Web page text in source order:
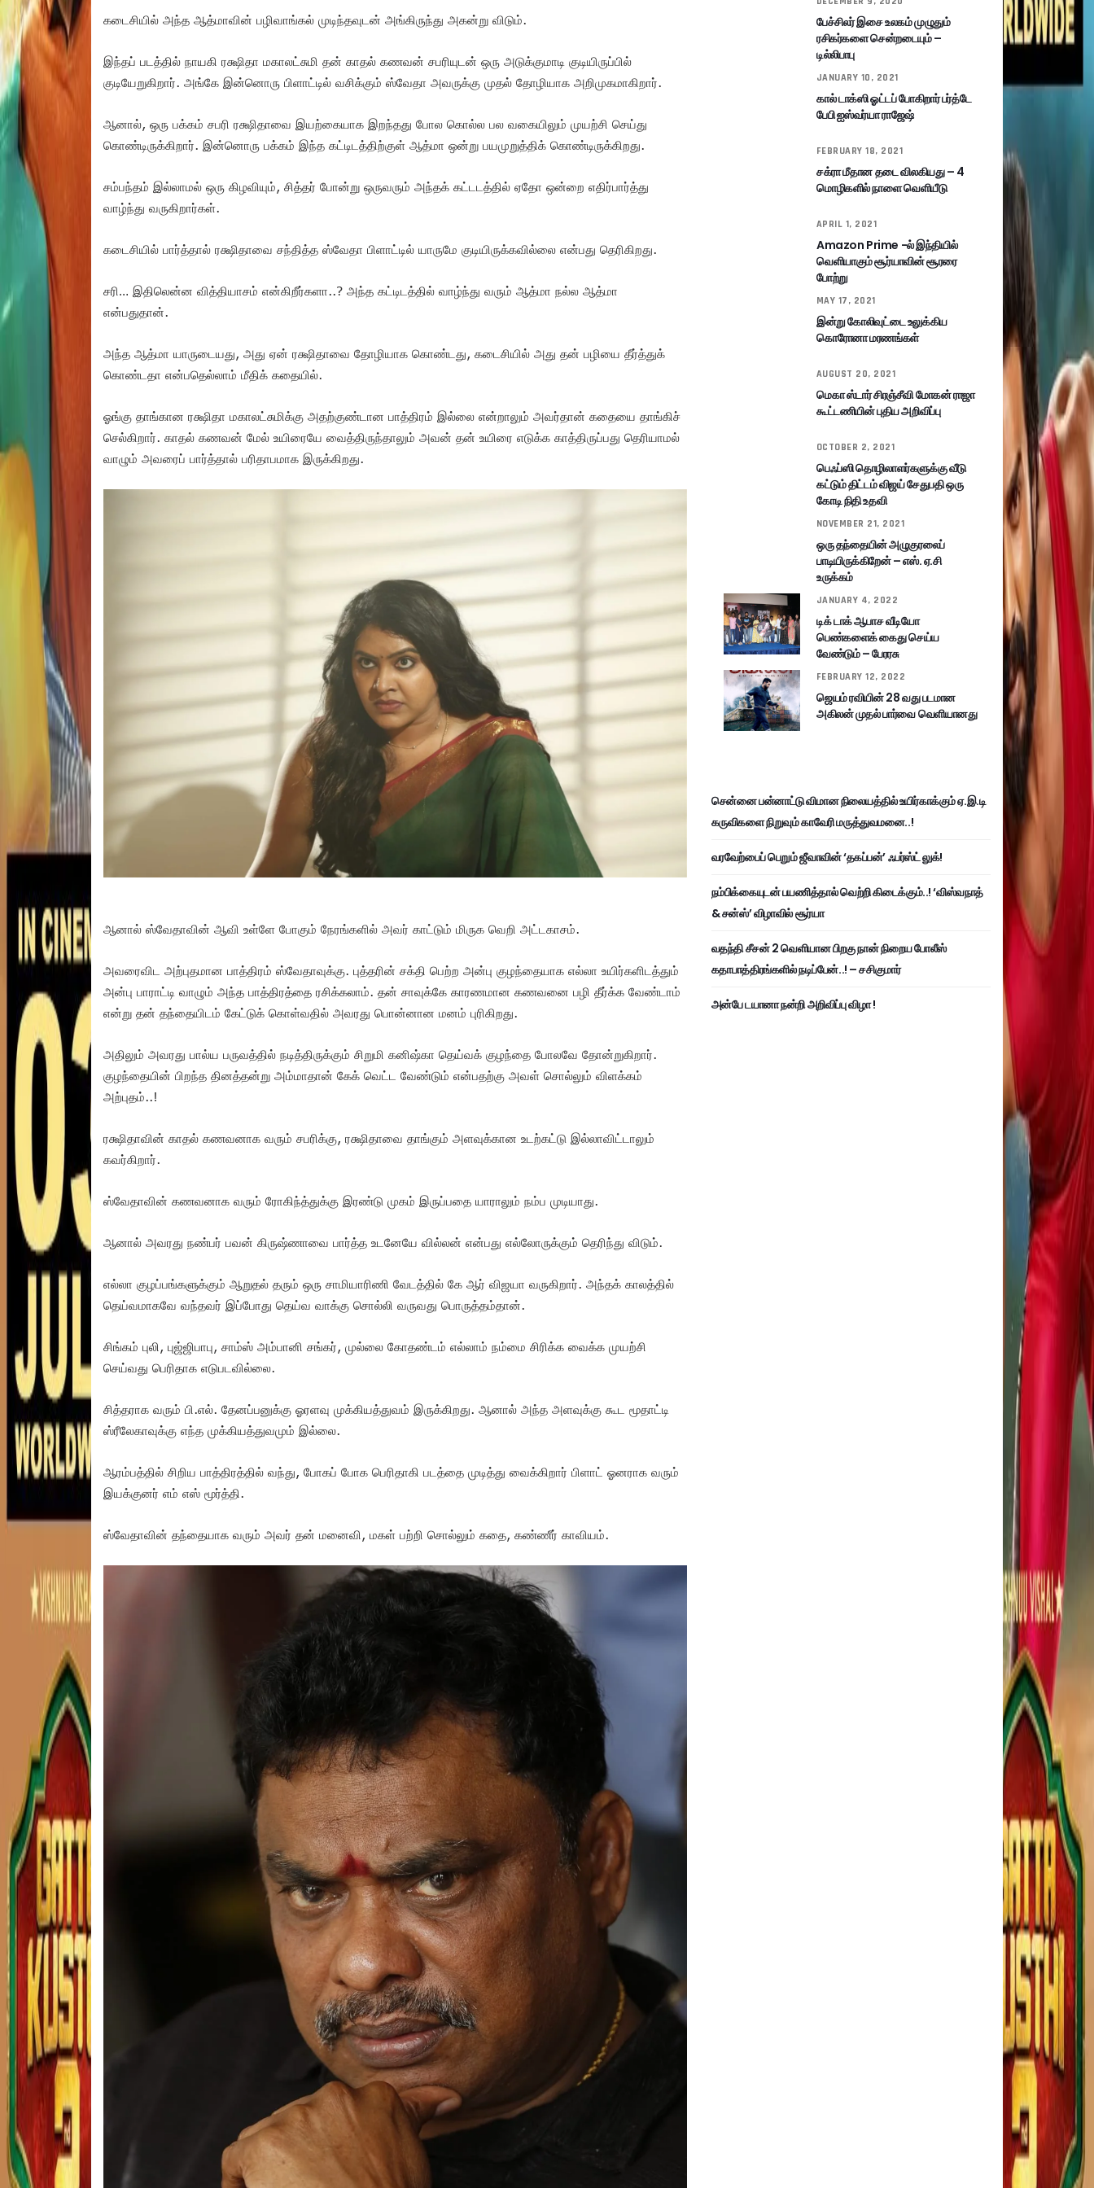
கடைசியில் அந்த ஆத்மாவின் பழிவாங்கல் முடிந்தவுடன் அங்கிருந்து அகன்று விடும்.
இந்தப் படத்தில் நாயகி ரக்ஷிதா மகாலட்சுமி தன் காதல் கணவன் சபரியுடன் ஒரு அடுக்குமாடி குடியிருப்பில்
குடியேறுகிறார். அங்கே இன்னொரு பிளாட்டில் வசிக்கும் ஸ்வேதா அவருக்கு முதல் தோழியாக அறிமுகமாகிறார்.
ஆனால், ஒரு பக்கம் சபரி ரக்ஷிதாவை இயற்கையாக இறந்தது போல கொல்ல பல வகையிலும் முயற்சி செய்து
கொண்டிருக்கிறார். இன்னொரு பக்கம் இந்த கட்டிடத்திற்குள் ஆத்மா ஒன்று பயமுறுத்திக் கொண்டிருக்கிறது.
சம்பந்தம் இல்லாமல் ஒரு கிழவியும், சித்தர் போன்று ஒருவரும் அந்தக் கட்டடத்தில் ஏதோ ஒன்றை எதிர்பார்த்து
வாழ்ந்து வருகிறார்கள்.
கடைசியில் பார்த்தால் ரக்ஷிதாவை சந்தித்த ஸ்வேதா பிளாட்டில் யாருமே குடியிருக்கவில்லை என்பது தெரிகிறது.
சரி… இதிலென்ன வித்தியாசம் என்கிறீர்களா..? அந்த கட்டிடத்தில் வாழ்ந்து வரும் ஆத்மா நல்ல ஆத்மா
என்பதுதான்.
அந்த ஆத்மா யாருடையது, அது ஏன் ரக்ஷிதாவை தோழியாக கொண்டது, கடைசியில் அது தன் பழியை தீர்த்துக்
கொண்டதா என்பதெல்லாம் மீதிக் கதையில்.
ஓங்கு தாங்கான ரக்ஷிதா மகாலட்சுமிக்கு அதற்குண்டான பாத்திரம் இல்லை என்றாலும் அவர்தான் கதையை தாங்கிச்
செல்கிறார். காதல் கணவன் மேல் உயிரையே வைத்திருந்தாலும் அவன் தன் உயிரை எடுக்க காத்திருப்பது தெரியாமல்
வாழும் அவரைப் பார்த்தால் பரிதாபமாக இருக்கிறது.
ஆனால் ஸ்வேதாவின் ஆவி உள்ளே போகும் நேரங்களில் அவர் காட்டும் மிருக வெறி அட்டகாசம்.
அவரைவிட அற்புதமான பாத்திரம் ஸ்வேதாவுக்கு. புத்தரின் சக்தி பெற்ற அன்பு குழந்தையாக எல்லா உயிர்களிடத்தும்
அன்பு பாராட்டி வாழும் அந்த பாத்திரத்தை ரசிக்கலாம். தன் சாவுக்கே காரணமான கணவனை பழி தீர்க்க வேண்டாம்
என்று தன் தந்தையிடம் கேட்டுக் கொள்வதில் அவரது பொன்னான மனம் புரிகிறது.
அதிலும் அவரது பால்ய பருவத்தில் நடித்திருக்கும் சிறுமி கனிஷ்கா தெய்வக் குழந்தை போலவே தோன்றுகிறார்.
குழந்தையின் பிறந்த தினத்தன்று அம்மாதான் கேக் வெட்ட வேண்டும் என்பதற்கு அவள் சொல்லும் விளக்கம்
அற்புதம்..!
ரக்ஷிதாவின் காதல் கணவனாக வரும் சபரிக்கு, ரக்ஷிதாவை தாங்கும் அளவுக்கான உடற்கட்டு இல்லாவிட்டாலும்
கவர்கிறார்.
ஸ்வேதாவின் கணவனாக வரும் ரோகிந்த்துக்கு இரண்டு முகம் இருப்பதை யாராலும் நம்ப முடியாது.
ஆனால் அவரது நண்பர் பவன் கிருஷ்ணாவை பார்த்த உடனேயே வில்லன் என்பது எல்லோருக்கும் தெரிந்து விடும்.
எல்லா குழப்பங்களுக்கும் ஆறுதல் தரும் ஒரு சாமியாரிணி வேடத்தில் கே ஆர் விஜயா வருகிறார். அந்தக் காலத்தில்
தெய்வமாகவே வந்தவர் இப்போது தெய்வ வாக்கு சொல்லி வருவது பொருத்தம்தான்.
சிங்கம் புலி, புஜ்ஜிபாபு, சாம்ஸ் அம்பானி சங்கர், முல்லை கோதண்டம் எல்லாம் நம்மை சிரிக்க வைக்க முயற்சி
செய்வது பெரிதாக எடுபடவில்லை.
சித்தராக வரும் பி.எல். தேனப்பனுக்கு ஓரளவு முக்கியத்துவம் இருக்கிறது. ஆனால் அந்த அளவுக்கு கூட மூதாட்டி
ஸ்ரீலேகாவுக்கு எந்த முக்கியத்துவமும் இல்லை.
ஆரம்பத்தில் சிறிய பாத்திரத்தில் வந்து, போகப் போக பெரிதாகி படத்தை முடித்து வைக்கிறார் பிளாட் ஓனராக வரும்
இயக்குனர் எம் எஸ் மூர்த்தி.
ஸ்வேதாவின் தந்தையாக வரும் அவர் தன் மனைவி, மகள் பற்றி சொல்லும் கதை, கண்ணீர் காவியம்.
பேச்சிலர் இசை உலகம் முழுதும்
ரசிகர்களை சென்றடையும் –
டில்லிபாபு
JANUARY 10, 2021
கால் டாக்ஸி ஓட்டப் போகிறார் பர்த்டே
பேபி ஐஸ்வர்யா ராஜேஷ்
FEBRUARY 18, 2021
சக்ரா மீதான தடை விலகியது – 4
மொழிகளில் நாளை வெளியீடு
APRIL 1, 2021
Amazon Prime -ல் இந்தியில்
வெளியாகும் சூர்யாவின் சூரரை
போற்று
MAY 17, 2021
இன்று கோலிவுட்டை உலுக்கிய
கொரோனா மரணங்கள்
AUGUST 20, 2021
மெகா ஸ்டார் சிரஞ்சீவி மோகன் ராஜா
கூட்டணியின் புதிய அறிவிப்பு
OCTOBER 2, 2021
பெஃப்ஸி தொழிலாளர்களுக்கு வீடு
கட்டும் திட்டம் விஜய் சேதுபதி ஒரு
கோடி நிதி உதவி
NOVEMBER 21, 2021
ஒரு தந்தையின் அழுகுரலைப்
பாடியிருக்கிறேன் – எஸ். ஏ.சி
உருக்கம்
JANUARY 4, 2022
டிக் டாக் ஆபாச வீடியோ
பெண்களைக் கைது செய்ய
வேண்டும் – பேரரசு
FEBRUARY 12, 2022
ஜெயம் ரவியின் 28 வது படமான
அகிலன் முதல் பார்வை வெளியானது
சென்னை பன்னாட்டு விமான நிலையத்தில் உயிர்காக்கும் ஏ.இ.டி
கருவிகளை நிறுவும் காவேரி மருத்துவமனை..!
வரவேற்பைப் பெறும் ஜீவாவின் ‘தகப்பன்’ ஃபர்ஸ்ட் லுக்!
நம்பிக்கையுடன் பயணித்தால் வெற்றி கிடைக்கும்..! ‘விஸ்வநாத்
& சன்ஸ்’ விழாவில் சூர்யா
வதந்தி சீசன் 2 வெளியான பிறகு நான் நிறைய போலீஸ்
கதாபாத்திரங்களில் நடிப்பேன்..! – சசிகுமார்
அன்பே டயானா நன்றி அறிவிப்பு விழா !